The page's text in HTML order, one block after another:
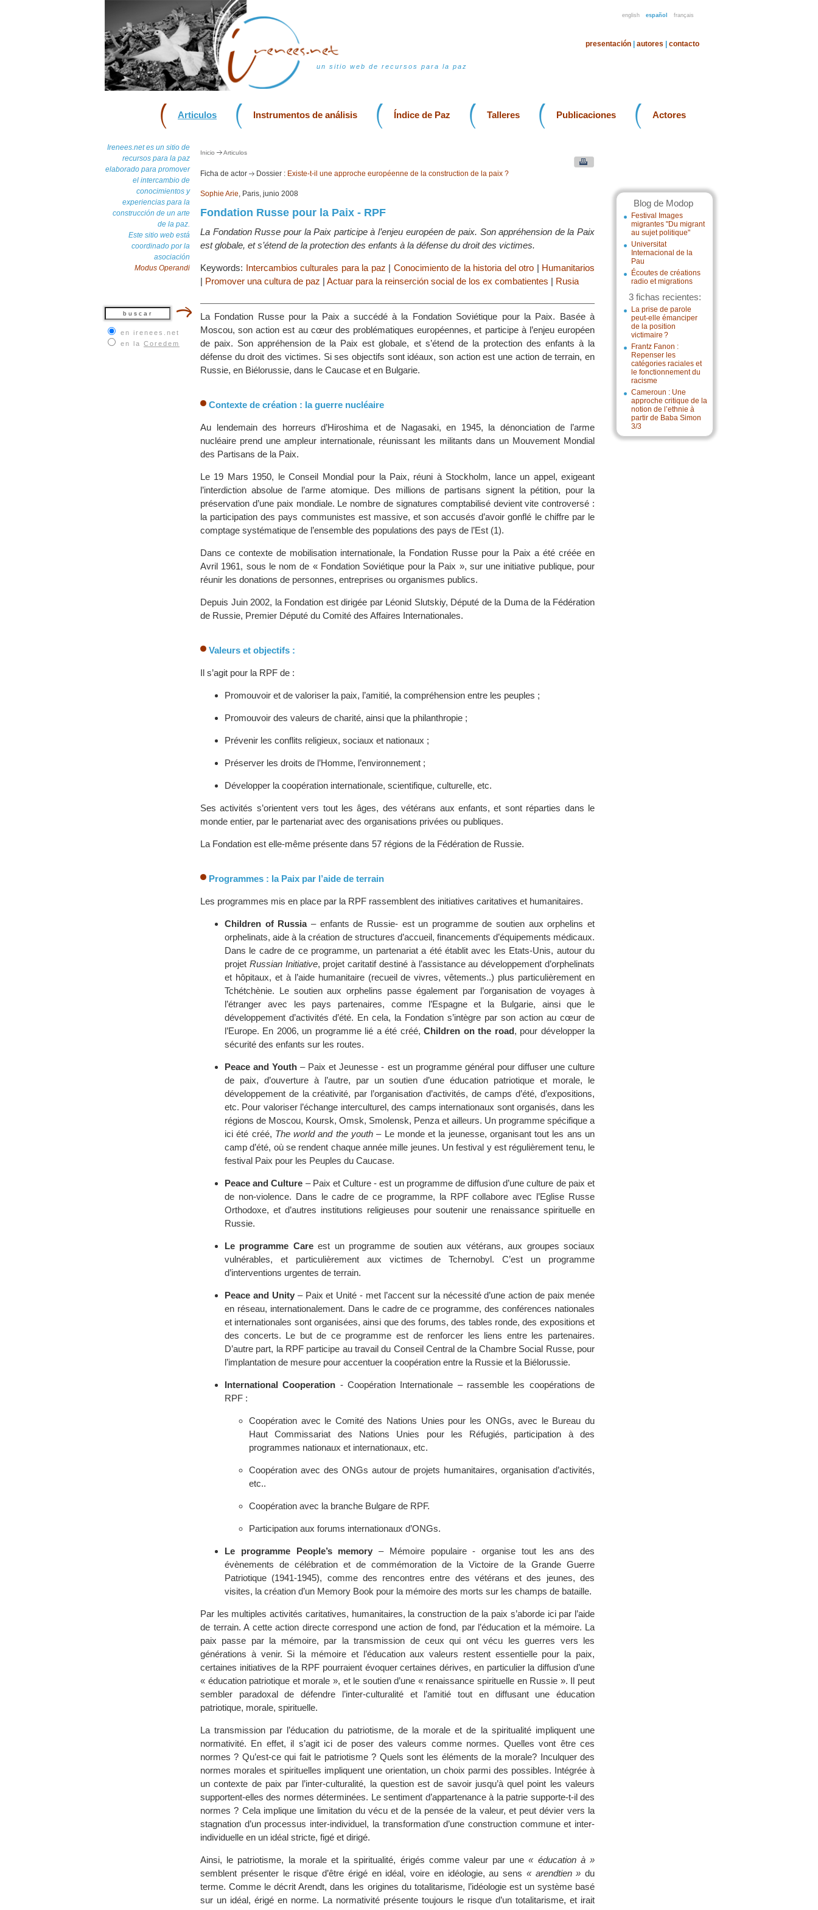
english español français
un sitio web de recursos para la paz
presentación autores contacto
Articulos Instrumentos de análisis Índice de Paz Talleres Publicaciones Actores
Irenees.net es un sitio de
recursos para la paz
elaborado para promover
el intercambio de
conocimientos y
experiencias para la
construcción de un arte
de la paz.
Este sitio web está
coordinado por la
asociación
Modus Operandi
en irenees.net
en la Coredem
Blog de Modop
Festival Images
migrantes "Du migrant
au sujet politique"
Universitat
Internacional de la
Pau
Écoutes de créations
radio et migrations
3 fichas recientes:
La prise de parole
peut-elle émanciper
de la position
victimaire ?
Frantz Fanon :
Repenser les
catégories raciales et
le fonctionnement du
racisme
Cameroun : Une
approche critique de la
notion de l’ethnie à
partir de Baba Simon
3/3
Inicio Articulos
Ficha de actor Dossier : Existe-t-il une approche européenne de la construction de la paix ?
Sophie Arie, Paris, junio 2008
Fondation Russe pour la Paix - RPF
La Fondation Russe pour la Paix participe à l’enjeu européen de paix. Son appréhension de la Paix
est globale, et s’étend de la protection des enfants à la défense du droit des victimes.
Keywords: Intercambios culturales para la paz | Conocimiento de la historia del otro | Humanitarios
| Promover una cultura de paz | Actuar para la reinserción social de los ex combatientes | Rusia
La Fondation Russe pour la Paix a succédé à la Fondation Soviétique pour la Paix. Basée à
Moscou, son action est au cœur des problématiques européennes, et participe à l’enjeu européen
de paix. Son appréhension de la Paix est globale, et s’étend de la protection des enfants à la
défense du droit des victimes. Si ses objectifs sont idéaux, son action est une action de terrain, en
Russie, en Biélorussie, dans le Caucase et en Bulgarie.
Contexte de création : la guerre nucléaire
Au lendemain des horreurs d’Hiroshima et de Nagasaki, en 1945, la dénonciation de l’arme
nucléaire prend une ampleur internationale, réunissant les militants dans un Mouvement Mondial
des Partisans de la Paix.
Le 19 Mars 1950, le Conseil Mondial pour la Paix, réuni à Stockholm, lance un appel, exigeant
l’interdiction absolue de l’arme atomique. Des millions de partisans signent la pétition, pour la
préservation d’une paix mondiale. Le nombre de signatures comptabilisé devient vite controversé :
la participation des pays communistes est massive, et son accusés d’avoir gonflé le chiffre par le
comptage systématique de l’ensemble des populations des pays de l’Est (1).
Dans ce contexte de mobilisation internationale, la Fondation Russe pour la Paix a été créée en
Avril 1961, sous le nom de « Fondation Soviétique pour la Paix », sur une initiative publique, pour
réunir les donations de personnes, entreprises ou organismes publics.
Depuis Juin 2002, la Fondation est dirigée par Léonid Slutskiy, Député de la Duma de la Fédération
de Russie, Premier Député du Comité des Affaires Internationales.
Valeurs et objectifs :
Il s’agit pour la RPF de :
Promouvoir et de valoriser la paix, l’amitié, la compréhension entre les peuples ;
Promouvoir des valeurs de charité, ainsi que la philanthropie ;
Prévenir les conflits religieux, sociaux et nationaux ;
Préserver les droits de l’Homme, l’environnement ;
Développer la coopération internationale, scientifique, culturelle, etc.
Ses activités s’orientent vers tout les âges, des vétérans aux enfants, et sont réparties dans le
monde entier, par le partenariat avec des organisations privées ou publiques.
La Fondation est elle-même présente dans 57 régions de la Fédération de Russie.
Programmes : la Paix par l’aide de terrain
Les programmes mis en place par la RPF rassemblent des initiatives caritatives et humanitaires.
Children of Russia– enfants de Russie- est un programme de soutien aux orphelins et
orphelinats, aide à la création de structures d’accueil, financements d’équipements médicaux.
Dans le cadre de ce programme, un partenariat a été établit avec les Etats-Unis, autour du
projet Russian Initiative, projet caritatif destiné à l’assistance au développement d’orphelinats
et hôpitaux, et à l’aide humanitaire (recueil de vivres, vêtements..) plus particulièrement en
Tchétchènie. Le soutien aux orphelins passe également par l’organisation de voyages à
l’étranger avec les pays partenaires, comme l’Espagne et la Bulgarie, ainsi que le
développement d’activités d’été. En cela, la Fondation s’intègre par son action au cœur de
l’Europe. En 2006, un programme lié a été créé,Children on the road, pour développer la
sécurité des enfants sur les routes.
Peace and Youth – Paix et Jeunesse - est un programme général pour diffuser une culture
de paix, d’ouverture à l’autre, par un soutien d’une éducation patriotique et morale, le
développement de la créativité, par l’organisation d’activités, de camps d’été, d’expositions,
etc. Pour valoriser l’échange interculturel, des camps internationaux sont organisés, dans les
régions de Moscou, Koursk, Omsk, Smolensk, Penza et ailleurs. Un programme spécifique a
ici été créé, The world and the youth– Le monde et la jeunesse, organisant tout les ans un
camp d’été, où se rendent chaque année mille jeunes. Un festival y est régulièrement tenu, le
festival Paix pour les Peuples du Caucase.
Peace and Culture – Paix et Culture - est un programme de diffusion d’une culture de paix et
de non-violence. Dans le cadre de ce programme, la RPF collabore avec l’Eglise Russe
Orthodoxe, et d’autres institutions religieuses pour soutenir une renaissance spirituelle en
Russie.
Le programme Careest un programme de soutien aux vétérans, aux groupes sociaux
vulnérables, et particulièrement aux victimes de Tchernobyl. C’est un programme
d’interventions urgentes de terrain.
Peace and Unity– Paix et Unité - met l’accent sur la nécessité d’une action de paix menée
en réseau, internationalement. Dans le cadre de ce programme, des conférences nationales
et internationales sont organisées, ainsi que des forums, des tables ronde, des expositions et
des concerts. Le but de ce programme est de renforcer les liens entre les partenaires.
D’autre part, la RPF participe au travail du Conseil Central de la Chambre Social Russe, pour
l’implantation de mesure pour accentuer la coopération entre la Russie et la Biélorussie.
International Cooperation - Coopération Internationale – rassemble les coopérations de
RPF :
Coopération avec le Comité des Nations Unies pour les ONGs, avec le Bureau du
Haut Commissariat des Nations Unies pour les Réfugiés, participation à des
programmes nationaux et internationaux, etc.
Coopération avec des ONGs autour de projets humanitaires, organisation d’activités,
etc..
Coopération avec la branche Bulgare de RPF.
Participation aux forums internationaux d’ONGs.
Le programme People’s memory – Mémoire populaire - organise tout les ans des
évènements de célébration et de commémoration de la Victoire de la Grande Guerre
Patriotique (1941-1945), comme des rencontres entre des vétérans et des jeunes, des
visites, la création d’un Memory Book pour la mémoire des morts sur les champs de bataille.
Par les multiples activités caritatives, humanitaires, la construction de la paix s’aborde ici par l’aide
de terrain. A cette action directe correspond une action de fond, par l’éducation et la mémoire. La
paix passe par la mémoire, par la transmission de ceux qui ont vécu les guerres vers les
générations à venir. Si la mémoire et l’éducation aux valeurs restent essentielle pour la paix,
certaines initiatives de la RPF pourraient évoquer certaines dérives, en particulier la diffusion d’une
« éducation patriotique et morale », et le soutien d’une « renaissance spirituelle en Russie ». Il peut
sembler paradoxal de défendre l’inter-culturalité et l’amitié tout en diffusant une éducation
patriotique, morale, spirituelle.
La transmission par l’éducation du patriotisme, de la morale et de la spiritualité impliquent une
normativité. En effet, il s’agit ici de poser des valeurs comme normes. Quelles vont être ces
normes ? Qu’est-ce qui fait le patriotisme ? Quels sont les éléments de la morale? Inculquer des
normes morales et spirituelles impliquent une orientation, un choix parmi des possibles. Intégrée à
un contexte de paix par l’inter-culturalité, la question est de savoir jusqu’à quel point les valeurs
supportent-elles des normes déterminées. Le sentiment d’appartenance à la patrie supporte-t-il des
normes ? Cela implique une limitation du vécu et de la pensée de la valeur, et peut dévier vers la
stagnation d’un processus inter-individuel, la transformation d’une construction commune et inter-
individuelle en un idéal stricte, figé et dirigé.
Ainsi, le patriotisme, la morale et la spiritualité, érigés comme valeur par une« éducation à »
semblent présenter le risque d’être érigé en idéal, voire en idéologie, au sens « arendtien » du
terme. Comme le décrit Arendt, dans les origines du totalitarisme, l’idéologie est un système basé
sur un idéal, érigé en norme. La normativité présente toujours le risque d’un totalitarisme, et irait